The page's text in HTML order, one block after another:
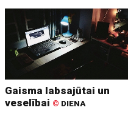
Gaisma labsajūtai un
veselībai © DIENA